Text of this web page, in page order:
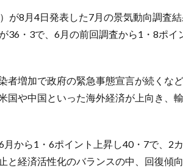
が8月4日発表した7月の景気動向調査
36・3で、6月の前回調査から1・8ポイ
者増加で政府の緊急事態宣言が続くな
国や中国といった海外経済が上向き、
から1・6ポイント上昇し40・7で、2
と経済活性化のバランスの中、回復傾